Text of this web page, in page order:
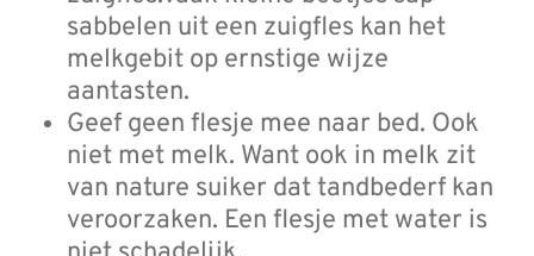
sabbelen uit een zuigfles kan het
melkgebit op ernstige wijze
aantasten.
Geef geen flesje mee naar bed. Ook
niet met melk. Want ook in melk zit
van nature suiker dat tandbederf kan
veroorzaken. Een flesje met water is